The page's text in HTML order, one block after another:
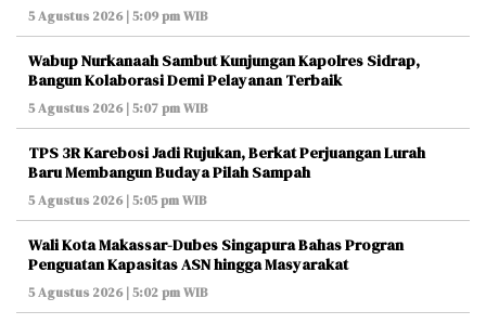
5 Agustus 2026 | 5:09 pm WIB
Wabup Nurkanaah Sambut Kunjungan Kapolres Sidrap,
Bangun Kolaborasi Demi Pelayanan Terbaik
5 Agustus 2026 | 5:07 pm WIB
TPS 3R Karebosi Jadi Rujukan, Berkat Perjuangan Lurah
Baru Membangun Budaya Pilah Sampah
5 Agustus 2026 | 5:05 pm WIB
Wali Kota Makassar-Dubes Singapura Bahas Progran
Penguatan Kapasitas ASN hingga Masyarakat
5 Agustus 2026 | 5:02 pm WIB